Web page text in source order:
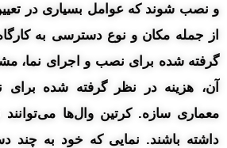
و نصب شوند که عوامل بسیاری در
از جمله مکان و نوع دسترسی به
گرفته شده برای نصب و اجرای نما،
آن، هزینه در نظر گرفته شده
معماری سازه. کرتین وال‌ها
داشته باشند. نمایی که خود به چند